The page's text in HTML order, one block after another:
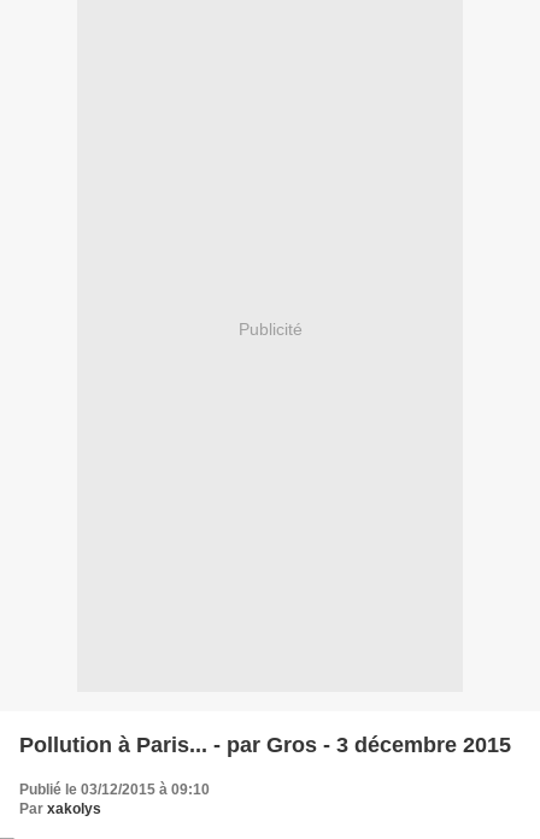
Publicité
Pollution à Paris... - par Gros - 3 décembre 2015
Publié le 03/12/2015 à 09:10
Par xakolys